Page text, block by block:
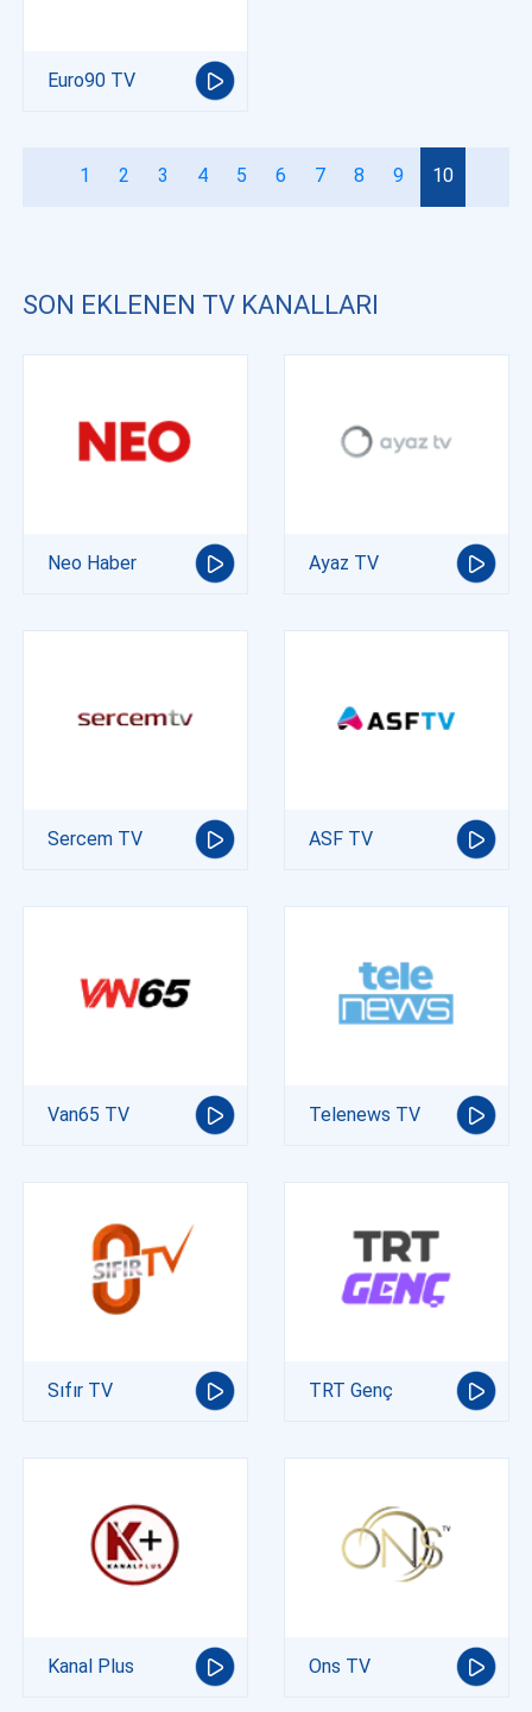
Euro90 TV
1 2 3 4 5 6 7 8 9 10
SON EKLENEN TV KANALLARI
Neo Haber Ayaz TV
Sercem TV ASF TV
Van65 TV Telenews TV
Sıfır TV TRT Genç
Kanal Plus Ons TV